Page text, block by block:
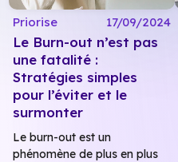
Priorise 17/09/2024
Le Burn-out n’est pas
une fatalité :
Stratégies simples
pour l’éviter et le
surmonter
Le burn-out est un
phénomène de plus en plus